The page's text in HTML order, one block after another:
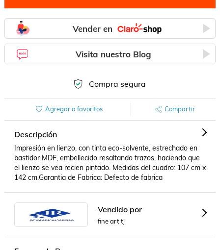
Vender en
Visita nuestro Blog
Compra segura
Agregar a favoritos Compartir
Descripción
Impresión en lienzo, con tinta eco-solvente, estrechado en
bastidor MDF, embellecido resaltando trazos, haciendo que
el lienzo se vea recien pintado. Medidas del cuadro: 107 cm x
142 cm.Garantia de Fabrica: Defecto de fabrica
Vendido por
fine art tj